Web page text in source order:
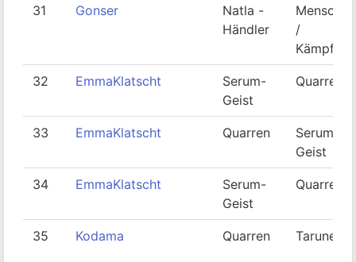
31 Gonser
Natla -
Händler
Mensch
/
Kämpfer
32 EmmaKlatscht
Serum-
Geist
Quarren
33 EmmaKlatscht Quarren
Serum-
Geist
34 EmmaKlatscht
Serum-
Geist
Quarren
35 Kodama Quarren Taruner